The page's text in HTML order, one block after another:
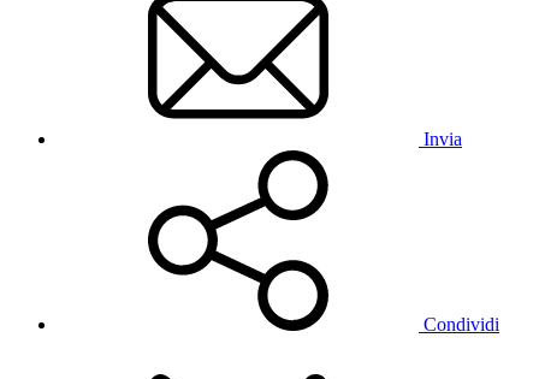
Invia
Condividi